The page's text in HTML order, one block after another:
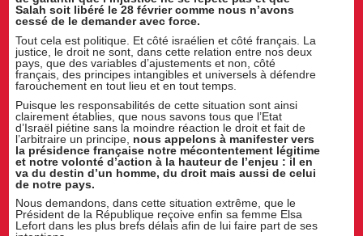
Salah soit libéré le 28 février comme nous n’avons
cessé de le demander avec force.
Tout cela est politique. Et côté israélien et côté français. La
justice, le droit ne sont, dans cette relation entre nos deux
pays, que des variables d’ajustements et non, côté
français, des principes intangibles et universels à défendre
farouchement en tout lieu et en tout temps.
Puisque les responsabilités de cette situation sont ainsi
clairement établies, que nous savons tous que l’Etat
d’Israël piétine sans la moindre réaction le droit et fait de
l’arbitraire un principe, nous appelons à manifester vers
la présidence française notre mécontentement légitime
et notre volonté d’action à la hauteur de l’enjeu : il en
va du destin d’un homme, du droit mais aussi de celui
de notre pays.
Nous demandons, dans cette situation extrême, que le
Président de la République reçoive enfin sa femme Elsa
Lefort dans les plus brefs délais afin de lui faire part de ses